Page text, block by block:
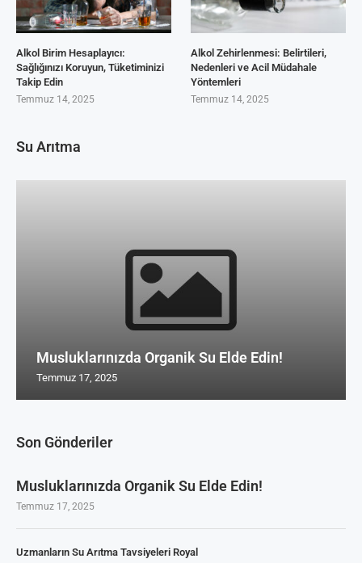
Son Gönderiler
Musluklarınızda Organik Su Elde Edin!
Temmuz 17, 2025
Uzmanların Su Arıtma Tavsiyeleri Royal
Alkol Birim Hesaplayıcı:
Sağlığınızı Koruyun, Tüketiminizi
Takip Edin
Temmuz 14, 2025
Alkol Zehirlenmesi: Belirtileri,
Nedenleri ve Acil Müdahale
Yöntemleri
Temmuz 14, 2025
Su Arıtma
Musluklarınızda Organik Su Elde Edin!
Temmuz 17, 2025